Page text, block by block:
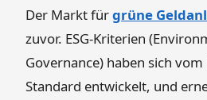
Der Markt fürgrüne
zuvor. ESG-Kriterien
Governance) haben sich
Standard entwickelt, und